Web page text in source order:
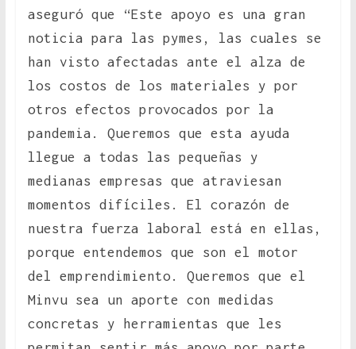
aseguró que “Este apoyo es una gran
noticia para las pymes, las cuales se
han visto afectadas ante el alza de
los costos de los materiales y por
otros efectos provocados por la
pandemia. Queremos que esta ayuda
llegue a todas las pequeñas y
medianas empresas que atraviesan
momentos difíciles. El corazón de
nuestra fuerza laboral está en ellas,
porque entendemos que son el motor
del emprendimiento. Queremos que el
Minvu sea un aporte con medidas
concretas y herramientas que les